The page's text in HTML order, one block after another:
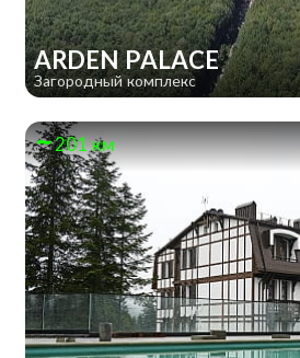
ARDEN PALACE
Загородный комплекс
201 км